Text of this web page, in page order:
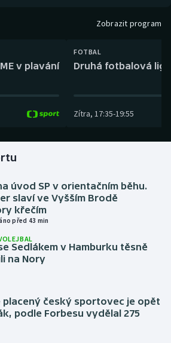
Zobrazit program
v plavání
FOTBAL
Druhá fotbalová
Zítra, 17:35-19:55
úvod SP v orientačním běhu.
slaví ve Vyšším Brodě
křečím
před 43 min
Sedlákem v Hamburku těsně
na Nory
placený český sportovec je opět
podle Forbesu vydělal 275